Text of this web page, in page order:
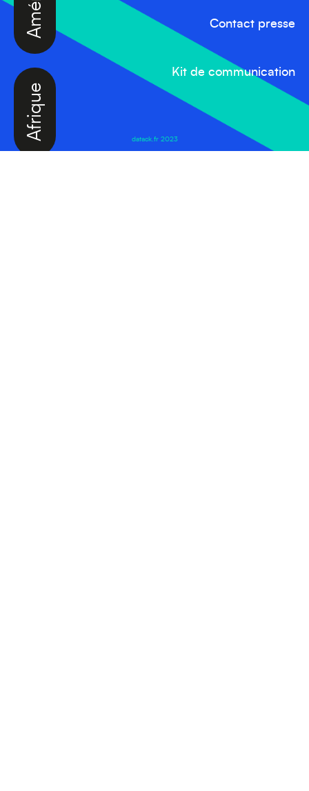
Afrique
Contact presse
Kit de communication
datack.fr 2023